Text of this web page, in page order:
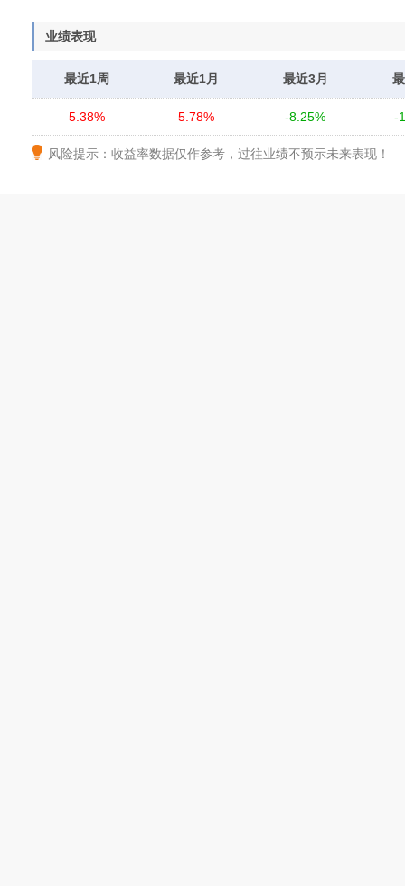
业绩表现
最近1周 最近1月 最近3月
5.38% 5.78% -8.25% -
风险提示：收益率数据仅作参考，过往业绩不预示未来表现！